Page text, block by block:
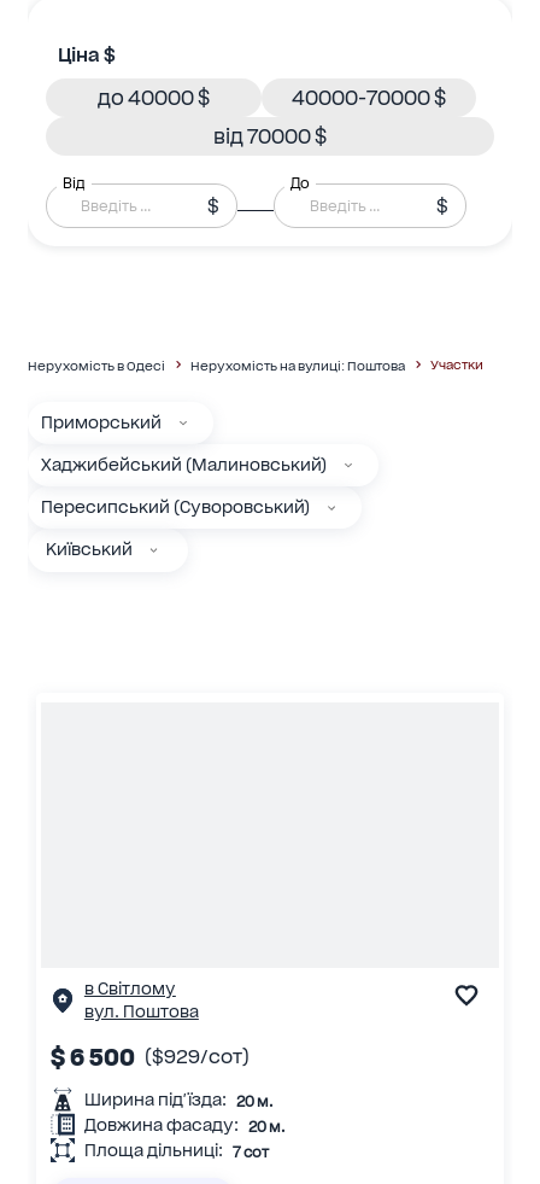
Ціна $
до 40000 $
40000-70000 $
від 70000 $
Від
$
До
$
Нерухомість в Одесі Нерухомість на вулиці: Поштова Участки
Приморський
Хаджибейський (Малиновський)
Пересипський (Суворовський)
Київський
в Світлому
вул. Поштова
$ 6 500 ($929/сот)
Ширина під'їзда: 20 м.
Довжина фасаду: 20 м.
Площа дільниці: 7 сот